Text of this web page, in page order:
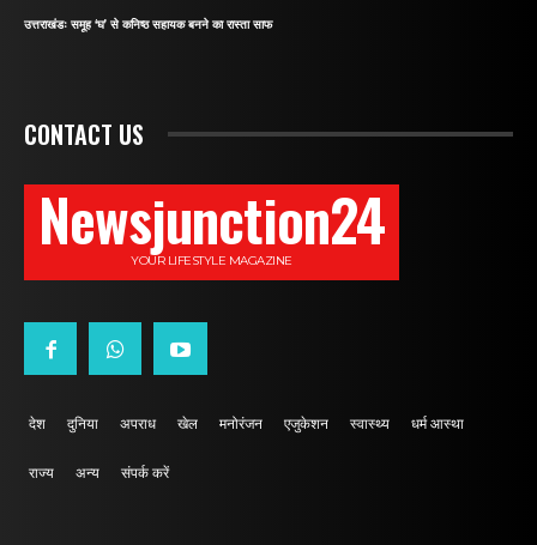
उत्तराखंडः समूह ‘घ’ से कनिष्ठ सहायक बनने का रास्ता साफ
CONTACT US
Newsjunction24
YOUR LIFESTYLE MAGAZINE
देश दुनिया अपराध खेल मनोरंजन एजुकेशन स्वास्थ्य धर्म आस्था
राज्य अन्य संपर्क करें